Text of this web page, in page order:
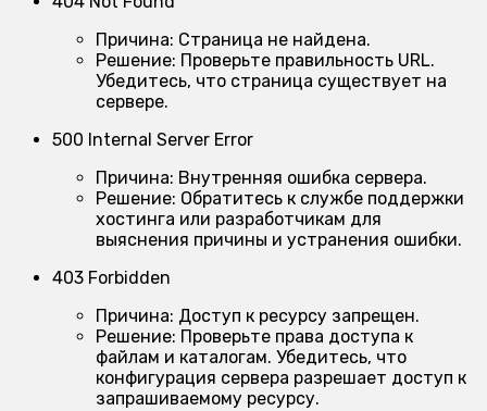
Причина: Страница не найдена.
Решение: Проверьте правильность URL.
Убедитесь, что страница существует на
сервере.
500 Internal Server Error
Причина: Внутренняя ошибка сервера.
Решение: Обратитесь к службе поддержки
хостинга или разработчикам для
выяснения причины и устранения ошибки.
403 Forbidden
Причина: Доступ к ресурсу запрещен.
Решение: Проверьте права доступа к
файлам и каталогам. Убедитесь, что
конфигурация сервера разрешает доступ к
запрашиваемому ресурсу.